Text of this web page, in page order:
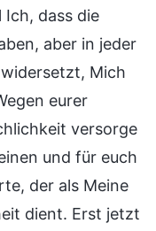
dass die
aber in jeder
Mich
eurer
versorge
und für euch
der als Meine
dient. Erst jetzt